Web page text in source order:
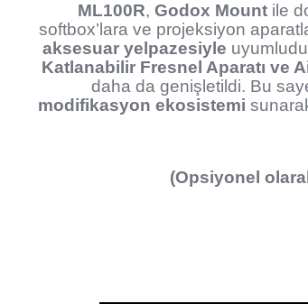
ML100R, Godox Mount ile
softbox’lara ve projeksiyon
aksesuar yelpazesiyle
Katlanabilir Fresnel Aparatı ve
daha da genişletildi. Bu
modifikasyon ekosistemi
(Opsiyonel